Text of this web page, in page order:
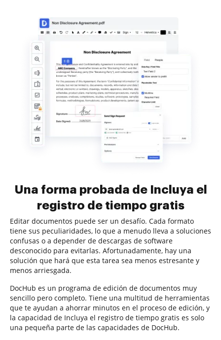
Una forma probada de Incluya el
registro de tiempo gratis
Editar documentos puede ser un desafío. Cada formato
tiene sus peculiaridades, lo que a menudo lleva a soluciones
confusas o a depender de descargas de software
desconocido para evitarlas. Afortunadamente, hay una
solución que hará que esta tarea sea menos estresante y
menos arriesgada.
DocHub es un programa de edición de documentos muy
sencillo pero completo. Tiene una multitud de herramientas
que te ayudan a ahorrar minutos en el proceso de edición, y
la capacidad de Incluya el registro de tiempo gratis es solo
una pequeña parte de las capacidades de DocHub.